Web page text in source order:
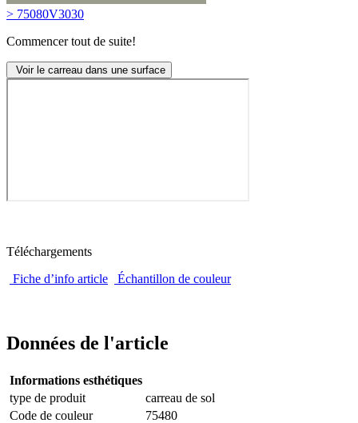
> 75080V3030
Commencer tout de suite!
Voir le carreau dans une surface
Téléchargements
Fiche d’info article
Échantillon de couleur
Données de l'article
Informations esthétiques
type de produit
carreau de sol
Code de couleur
75480